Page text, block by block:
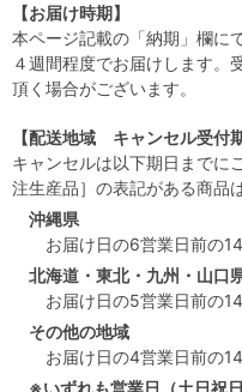
【お届け時期】
本ページ記載の「納期」欄に
４週間程度でお届けします。
頂く場合がございます。
【配送地域 キャンセル受付期
キャンセルは以下期日までに
注生産品］の表記がある商品
沖縄県
お届け日の6営業日前の
北海道・東北・九州・山口
お届け日の5営業日前の
その他の地域
お届け日の4営業日前の